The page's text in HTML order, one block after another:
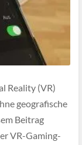
Reality (VR)
geografische
Beitrag
VR-Gaming-